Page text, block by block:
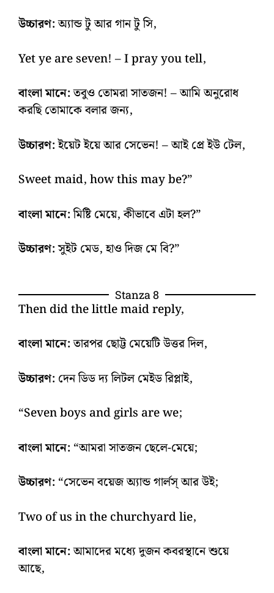
উচ্চারণ:অ্যান্ড টু আর গান টু সি,
Yet ye are seven! – I pray you tell,
বাংলা মানে:তবুও তোমরা সাতজন! – আমি অনুরোধ
করছি তোমাকে বলার জন্য,
উচ্চারণ:ইয়েট ইয়ে আর সেভেন! – আই প্রে ইউ টেল,
Sweet maid, how this may be?”
বাংলা মানে:মিষ্টি মেয়ে, কীভাবে এটা হল?”
উচ্চারণ:সুইট মেড, হাও দিজ মে বি?”
Stanza 8
Then did the little maid reply,
বাংলা মানে:তারপর ছোট্ট মেয়েটি উত্তর দিল,
উচ্চারণ: দেন ডিড দ্য লিটল মেইড রিপ্লাই,
“Seven boys and girls are we;
বাংলা মানে: “আমরা সাতজন ছেলে-মেয়ে;
উচ্চারণ: “সেভেন বয়েজ অ্যান্ড গার্লস্‌ আর উই;
Two of us in the churchyard lie,
বাংলা মানে:আমাদের মধ্যে দুজন কবরস্থানে শুয়ে
আছে,